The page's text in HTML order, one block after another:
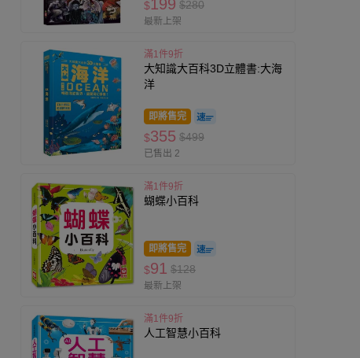
$199 $280
最新上架
滿1件9折
大知識大百科3D立體書:大海
洋
即將售完
$355 $499
已售出 2
滿1件9折
蝴蝶小百科
即將售完
$91 $128
最新上架
滿1件9折
人工智慧小百科